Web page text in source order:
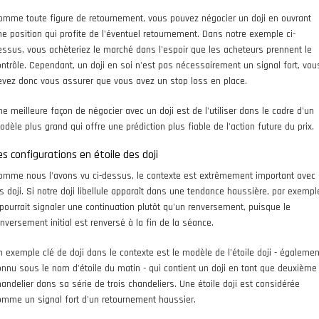
toute figure de retournement, vous pouvez négocier un doji en ouvrant
position qui profite de l'éventuel retournement. Dans notre exemple ci-
vous achèteriez le marché dans l'espoir que les acheteurs prennent le
Cependant, un doji en soi n'est pas nécessairement un signal fort,
donc vous assurer que vous avez un stop loss en place.
meilleure façon de négocier avec un doji est de l'utiliser dans le cadre d'un
plus grand qui offre une prédiction plus fiable de l'action future du prix.
configurations en étoile des doji
nous l'avons vu ci-dessus, le contexte est extrêmement important avec
doji. Si notre doji libellule apparaît dans une tendance haussière, par
signaler une continuation plutôt qu'un renversement, puisque le
initial est renversé à la fin de la séance.
exemple clé de doji dans le contexte est le modèle de l'étoile doji -
sous le nom d'étoile du matin - qui contient un doji en tant que deuxième
dans sa série de trois chandeliers. Une étoile doji est considérée
un signal fort d'un retournement haussier.